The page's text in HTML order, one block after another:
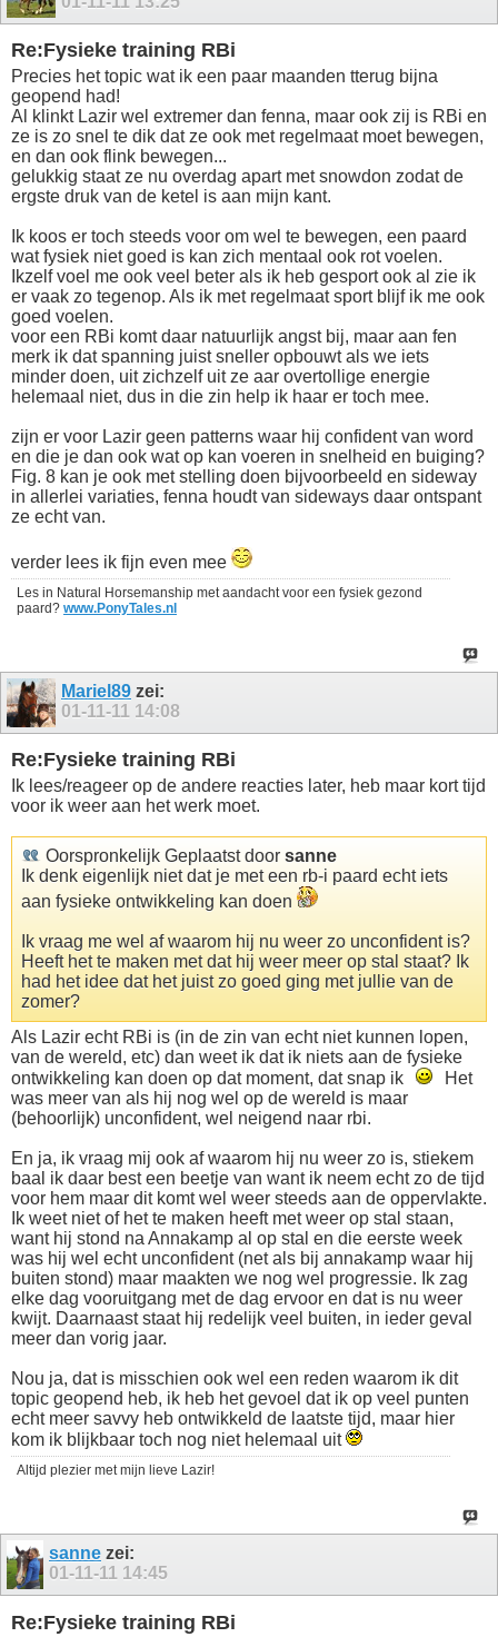
Re:Fysieke training RBi
Precies het topic wat ik een paar maanden tterug bijna
geopend had!
Al klinkt Lazir wel extremer dan fenna, maar ook zij is RBi en
ze is zo snel te dik dat ze ook met regelmaat moet bewegen,
en dan ook flink bewegen...
gelukkig staat ze nu overdag apart met snowdon zodat de
ergste druk van de ketel is aan mijn kant.
Ik koos er toch steeds voor om wel te bewegen, een paard
wat fysiek niet goed is kan zich mentaal ook rot voelen.
Ikzelf voel me ook veel beter als ik heb gesport ook al zie ik
er vaak zo tegenop. Als ik met regelmaat sport blijf ik me ook
goed voelen.
voor een RBi komt daar natuurlijk angst bij, maar aan fen
merk ik dat spanning juist sneller opbouwt als we iets
minder doen, uit zichzelf uit ze aar overtollige energie
helemaal niet, dus in die zin help ik haar er toch mee.
zijn er voor Lazir geen patterns waar hij confident van word
en die je dan ook wat op kan voeren in snelheid en buiging?
Fig. 8 kan je ook met stelling doen bijvoorbeeld en sideway
in allerlei variaties, fenna houdt van sideways daar ontspant
ze echt van.
verder lees ik fijn even mee
Les in Natural Horsemanship met aandacht voor een fysiek gezond
paard? www.PonyTales.nl
Mariel89 zei:
01-11-11 14:08
Re:Fysieke training RBi
Ik lees/reageer op de andere reacties later, heb maar kort tijd
voor ik weer aan het werk moet.
Oorspronkelijk Geplaatst door sanne
Ik denk eigenlijk niet dat je met een rb-i paard echt iets
aan fysieke ontwikkeling kan doen
Ik vraag me wel af waarom hij nu weer zo unconfident is?
Heeft het te maken met dat hij weer meer op stal staat? Ik
had het idee dat het juist zo goed ging met jullie van de
zomer?
Als Lazir echt RBi is (in de zin van echt niet kunnen lopen,
van de wereld, etc) dan weet ik dat ik niets aan de fysieke
ontwikkeling kan doen op dat moment, dat snap ik
Het
was meer van als hij nog wel op de wereld is maar
(behoorlijk) unconfident, wel neigend naar rbi.
En ja, ik vraag mij ook af waarom hij nu weer zo is, stiekem
baal ik daar best een beetje van want ik neem echt zo de tijd
voor hem maar dit komt wel weer steeds aan de oppervlakte.
Ik weet niet of het te maken heeft met weer op stal staan,
want hij stond na Annakamp al op stal en die eerste week
was hij wel echt unconfident (net als bij annakamp waar hij
buiten stond) maar maakten we nog wel progressie. Ik zag
elke dag vooruitgang met de dag ervoor en dat is nu weer
kwijt. Daarnaast staat hij redelijk veel buiten, in ieder geval
meer dan vorig jaar.
Nou ja, dat is misschien ook wel een reden waarom ik dit
topic geopend heb, ik heb het gevoel dat ik op veel punten
echt meer savvy heb ontwikkeld de laatste tijd, maar hier
kom ik blijkbaar toch nog niet helemaal uit
Altijd plezier met mijn lieve Lazir!
sanne zei:
01-11-11 14:45
Re:Fysieke training RBi